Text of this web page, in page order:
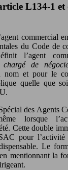
L134-1
commercial
du Code de
l’agent
chargé de
nom et pour le
quelle que
des Agents
lorsque
Cette double
pour l’activité
Le
mentionnant la